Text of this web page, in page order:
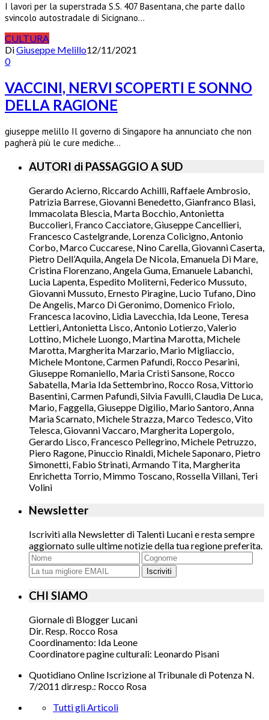
I lavori per la superstrada S.S. 407 Basentana, che parte dallo
svincolo autostradale di Sicignano…
CULTURA
DiGiuseppe Melillo12/11/2021
0
VACCINI, NERVI SCOPERTI E SONNO
DELLA RAGIONE
giuseppe melillo Il governo di Singapore ha annunciato che non
pagherà più le cure mediche…
AUTORI di PASSAGGIO A SUD
Gerardo Acierno, Riccardo Achilli, Raffaele Ambrosio,
Patrizia Barrese, Giovanni Benedetto, Gianfranco Blasi,
Immacolata Blescia, Marta Bocchio, Antonietta
Buccolieri, Franco Cacciatore, Giuseppe Cancellieri,
Francesco Castelgrande, Lorenza Colicigno, Antonio
Corbo, Marco Cuccarese, Nino Carella, Giovanni Caserta,
Pietro Dell’Aquila, Angela De Nicola, Emanuela Di Mare,
Cristina Florenzano, Angela Guma, Emanuele Labanchi,
Lucia Lapenta, Espedito Moliterni, Federico Mussuto,
Giovanni Mussuto, Ernesto Piragine, Lucio Tufano, Dino
De Angelis, Marco Di Geronimo, Domenico Friolo,
Francesca Iacovino, Lidia Lavecchia, Ida Leone, Teresa
Lettieri, Antonietta Lisco, Antonio Lotierzo, Valerio
Lottino, Michele Luongo, Martina Marotta, Michele
Marotta, Margherita Marzario, Mario Migliaccio,
Michele Montone, Carmen Pafundi, Rocco Pesarini,
Giuseppe Romaniello, Maria Cristi Sansone, Rocco
Sabatella, Maria Ida Settembrino, Rocco Rosa, Vittorio
Basentini, Carmen Pafundi, Silvia Favulli, Claudia De Luca,
Mario, Faggella, Giuseppe Digilio, Mario Santoro, Anna
Maria Scarnato, Michele Strazza, Marco Tedesco, Vito
Telesca, Giovanni Vaccaro, Margherita Lopergolo,
Gerardo Lisco, Francesco Pellegrino, Michele Petruzzo,
Piero Ragone, Pinuccio Rinaldi, Michele Saponaro, Pietro
Simonetti, Fabio Strinati, Armando Tita, Margherita
Enrichetta Torrio, Mimmo Toscano, Rossella Villani, Teri
Volini
Newsletter
Iscriviti alla Newsletter di Talenti Lucani e resta sempre
aggiornato sulle ultime notizie della tua regione preferita.
Iscriviti
CHI SIAMO
Giornale di Blogger Lucani
Dir. Resp. Rocco Rosa
Coordinamento: Ida Leone
Coordinatore pagine culturali: Leonardo Pisani
Quotidiano Online Iscrizione al Tribunale di Potenza N.
7/2011 dir.resp.: Rocco Rosa
Tutti gli Articoli